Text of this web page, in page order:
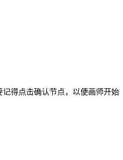
得点击确认节点，以便画师开始